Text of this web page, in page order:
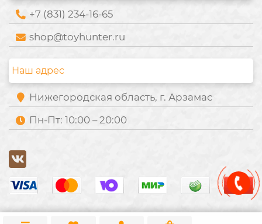
+7 (831) 234-16-65
shop@toyhunter.ru
Наш адрес
Нижегородская область, г. Арзамас
Пн-Пт: 10:00 – 20:00